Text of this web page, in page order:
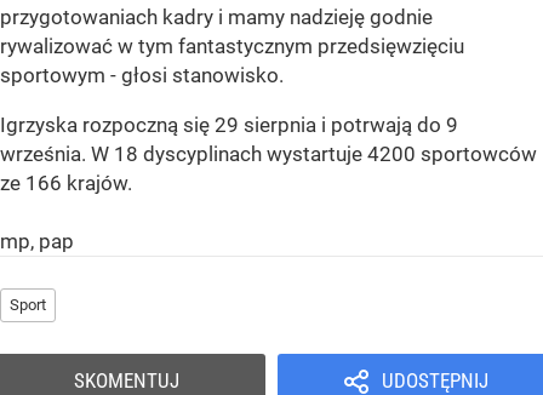
przygotowaniach kadry i mamy nadzieję godnie
rywalizować w tym fantastycznym przedsięwzięciu
sportowym - głosi stanowisko.
Igrzyska rozpoczną się 29 sierpnia i potrwają do 9
września. W 18 dyscyplinach wystartuje 4200 sportowców
ze 166 krajów.
mp, pap
Sport
UDOSTĘPNIJ
SKOMENTUJ